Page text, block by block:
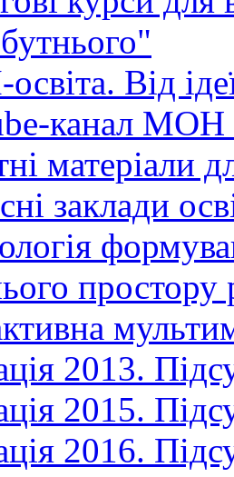
Від
канал МОН
матеріали
заклади
простору
2013.
2015.
2016.